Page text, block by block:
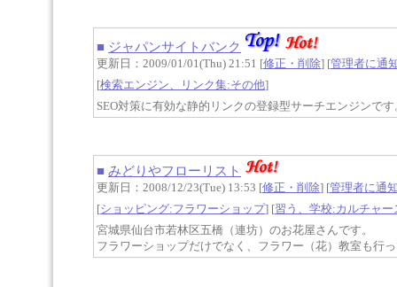
■ ジャパンサイトバンク
更新日：2009/01/01(Thu) 21:51 [修正・削除] [管理者に通
[検索エンジン、リンク集:その他]
SEO対策に有効な静的リンクの登録型サーチエンジンです
■ みどりやフローリスト
更新日：2008/12/23(Tue) 13:53 [修正・削除] [管理者に通
[ショッピング:フラワーショップ] [習う、学校:カルチャ
宮城県仙台市若林区五橋（連坊）のお花屋さんです。
フラワーショップだけでなく、フラワー（花）教室も行